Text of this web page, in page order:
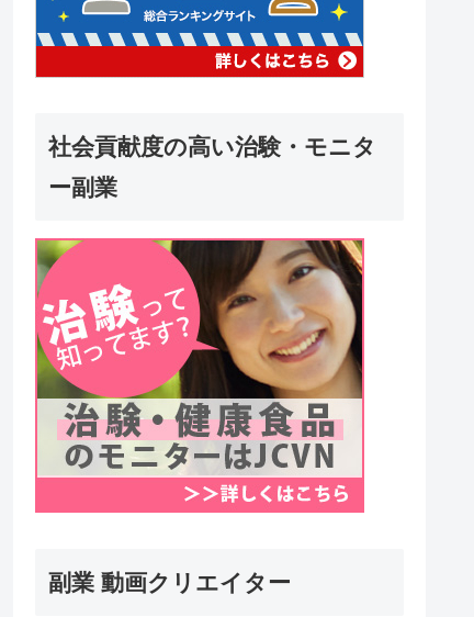
社会貢献度の高い治験・モニタ
ー副業
副業 動画クリエイター